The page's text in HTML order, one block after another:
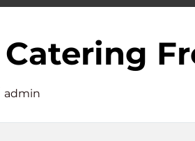
Catering
admin